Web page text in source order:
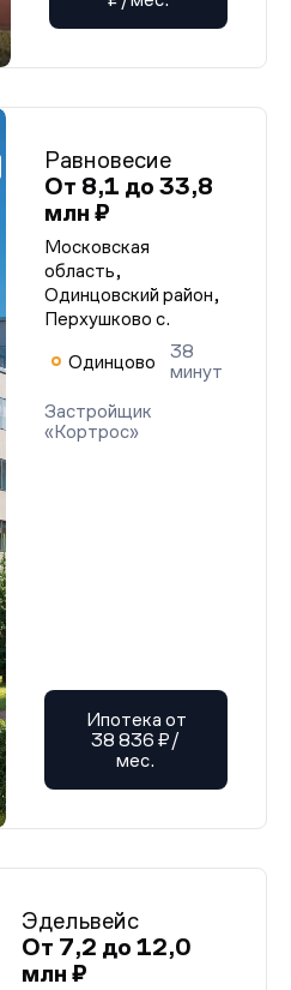
Равновесие
От 8,1 до 33,8
млн ₽
Московская
область,
Одинцовский район,
Перхушково с.
Одинцово
38
минут
Застройщик
«Кортрос»
Ипотека от
38 836 ₽/
мес.
Эдельвейс
От 7,2 до 12,0
млн ₽